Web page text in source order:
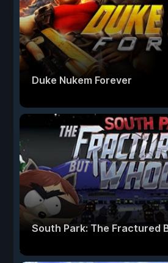
Duke Nukem Forever
South Park: The Fractured